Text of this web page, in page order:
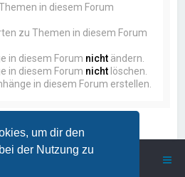
um dir den
der Nutzung zu
in diesem Forum
zu Themen in diesem Forum
in diesem Forum nicht ändern.
in diesem Forum nicht löschen.
in diesem Forum erstellen.